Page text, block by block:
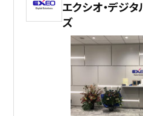
エクシオ・デジ
ズ